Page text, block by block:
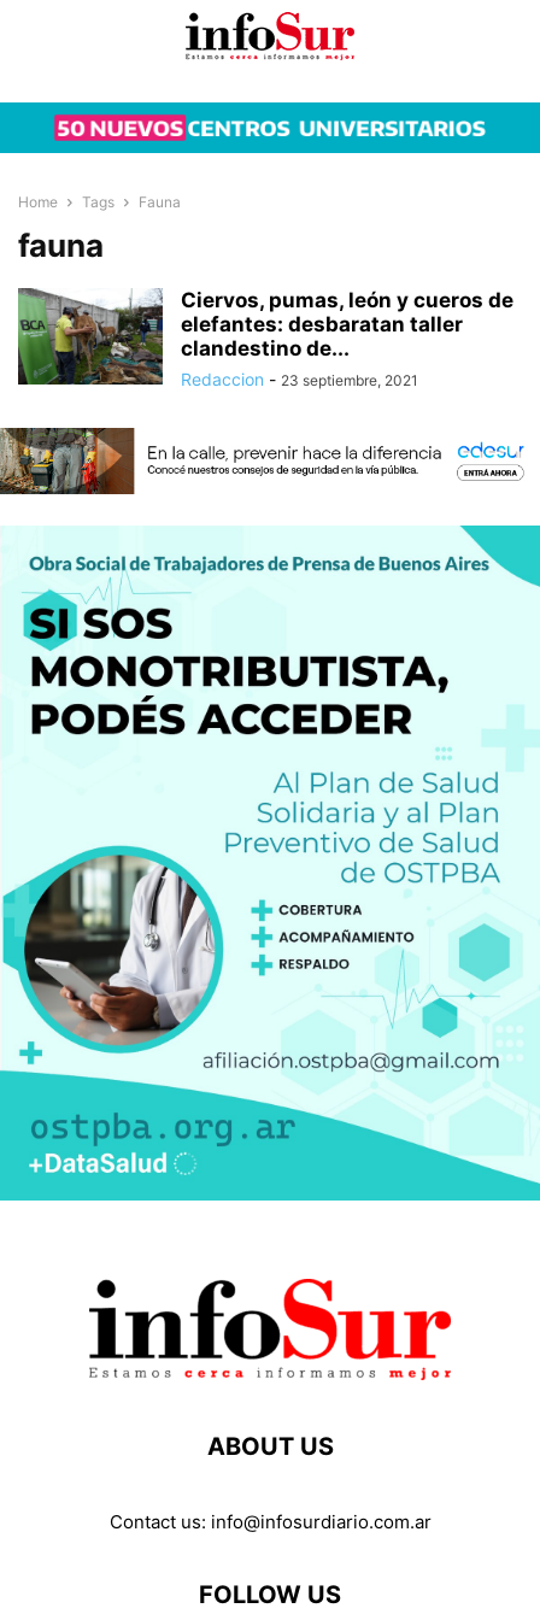
Home Tags Fauna
fauna
Ciervos, pumas, león y cueros de
elefantes: desbaratan taller
clandestino de...
Redaccion - 23 septiembre, 2021
ABOUT US
Contact us: info@infosurdiario.com.ar
FOLLOW US